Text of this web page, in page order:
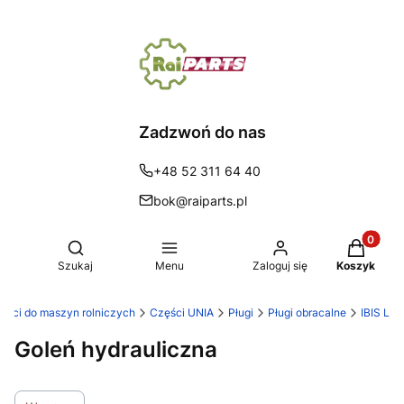
Zadzwoń do nas
+48 52 311 64 40
bok@raiparts.pl
Otwórz wyszukiwarkę
Szukaj Menu Zaloguj się Koszyk
do maszyn rolniczych Części UNIA Pługi Pługi obracalne IBIS L
Goleń hydrauliczna